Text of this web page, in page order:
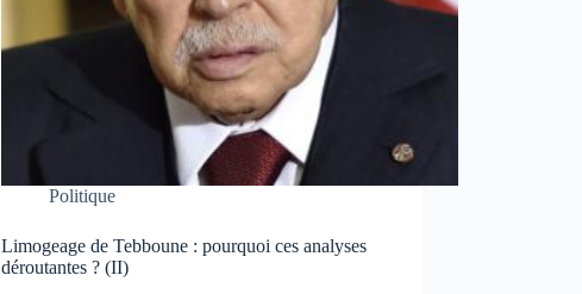
Politique
Limogeage de Tebboune : pourquoi ces analyses
déroutantes ? (II)